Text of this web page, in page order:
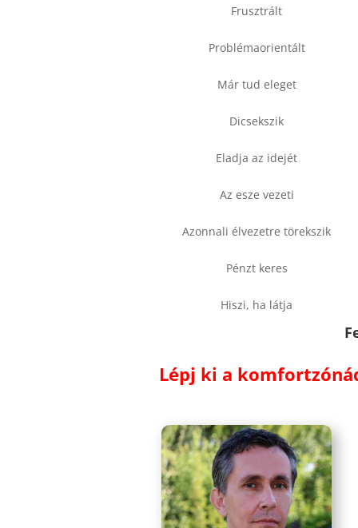
Frusztrált
Problémaorientált
Már tud eleget
Dicsekszik
Eladja az idejét
Az esze vezeti
Azonnali élvezetre törekszik
Pénzt keres
Hiszi, ha látja
Lépj ki a